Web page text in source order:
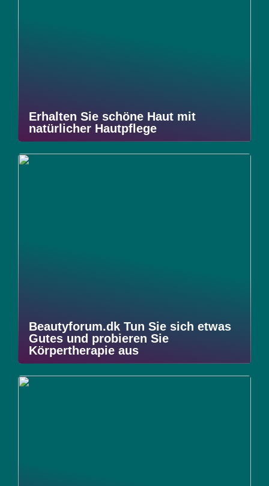
Erhalten Sie schöne Haut mit
natürlicher Hautpflege
Beautyforum.dk Tun Sie sich etwas
Gutes und probieren Sie
Körpertherapie aus